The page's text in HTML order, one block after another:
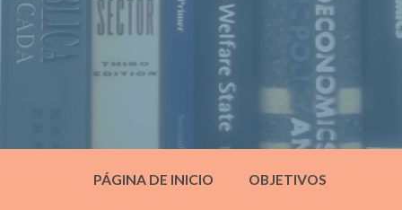
PÁGINA DE INICIO OBJETIVOS